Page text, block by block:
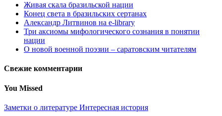
Живая скала бразильской нации
Конец света в бразильских сертанах
Александр Литвинов на e-library
Три аксиомы мифологического сознания в понятии
нации
О новой военной поэзии – саратовским читателям
Свежие комментарии
You Missed
Заметки о литературе Интересная история